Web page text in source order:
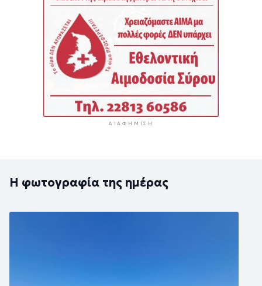
ΔΙΑΦΉΜΙΣΗ
Η φωτογραφία της ημέρας